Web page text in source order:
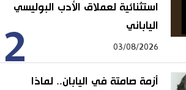
2
استثنائية لعملاق الأدب البوليسي
الياباني
03/08/2026
أزمة صامتة في اليابان.. لماذا